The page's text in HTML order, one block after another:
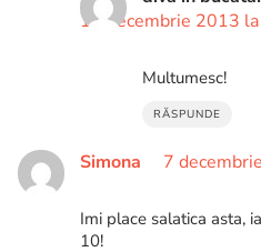
12 decembrie 2013
Multumesc!
RĂSPUNDE
Simona 7
Imi place salatica asta,
10!